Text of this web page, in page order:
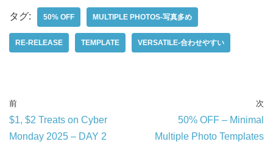
タグ: 50% OFF MULTIPLE PHOTOS-写真多め
RE-RELEASE TEMPLATE VERSATILE-合わせやすい
前
$1, $2 Treats on Cyber
Monday 2025 – DAY 2
次
50% OFF – Minimal
Multiple Photo Templates